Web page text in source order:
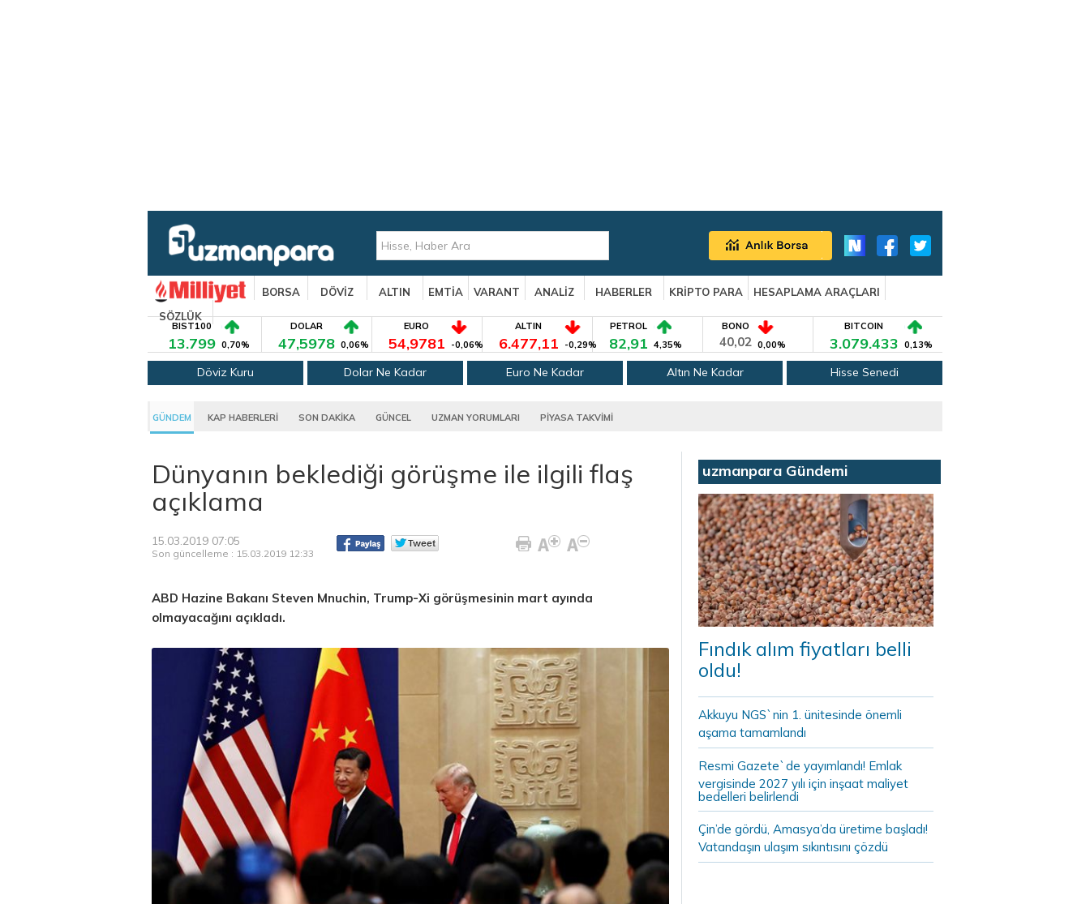
BORSA DÖVİZ ALTIN EMTİA VARANT ANALİZ HABERLER KRİPTO PARA
HESAPLAMA ARAÇLARI
SÖZLÜK
BIST100
13.799 0,70%
DOLAR
47,5978 0,06%
EURO
54,9781 -0,06%
ALTIN
6.477,11 -0,29%
PETROL
82,91 4,35%
BONO
40,02 0,00%
BITCOIN
3.079.433 0,13%
Döviz Kuru Dolar Ne Kadar Euro Ne Kadar Altın Ne Kadar Hisse Senedi
GÜNDEM KAP HABERLERİ SON DAKİKA GÜNCEL UZMAN YORUMLARI PİYASA TAKVİMİ
Dünyanın beklediği görüşme ile ilgili flaş
açıklama
15.03.2019 07:05
Son güncelleme : 15.03.2019 12:33
ABD Hazine Bakanı Steven Mnuchin, Trump-Xi görüşmesinin mart ayında
olmayacağını açıkladı.
uzmanpara Gündemi
Fındık alım fiyatları belli
oldu!
Akkuyu NGS`nin 1. ünitesinde önemli
aşama tamamlandı
Resmi Gazete`de yayımlandı! Emlak
vergisinde 2027 yılı için inşaat maliyet
bedelleri belirlendi
Çin’de gördü, Amasya’da üretime başladı!
Vatandaşın ulaşım sıkıntısını çözdü